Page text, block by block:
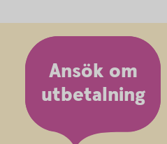
Ansök om
utbetalning